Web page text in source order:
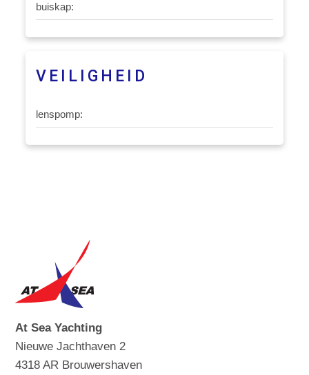
buiskap:
VEILIGHEID
lenspomp:
At Sea Yachting
Nieuwe Jachthaven 2
4318 AR Brouwershaven